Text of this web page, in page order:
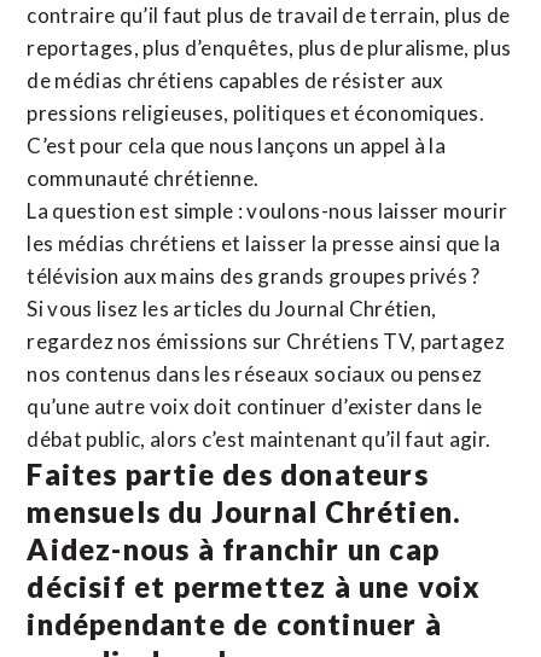
contraire qu’il faut plus de travail de terrain, plus de
reportages, plus d’enquêtes, plus de pluralisme, plus
de médias chrétiens capables de résister aux
pressions religieuses, politiques et économiques.
C’est pour cela que nous lançons un appel à la
communauté chrétienne.
La question est simple : voulons-nous laisser mourir
les médias chrétiens et laisser la presse ainsi que la
télévision aux mains des grands groupes privés ?
Si vous lisez les articles du Journal Chrétien,
regardez nos émissions sur Chrétiens TV, partagez
nos contenus dans les réseaux sociaux ou pensez
qu’une autre voix doit continuer d’exister dans le
débat public, alors c’est maintenant qu’il faut agir.
Faites partie des donateurs
mensuels du Journal Chrétien.
Aidez-nous à franchir un cap
décisif et permettez à une voix
indépendante de continuer à